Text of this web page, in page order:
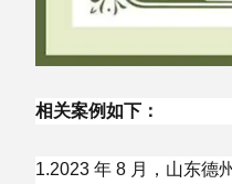
相关案例如下：
1.2023 年 8 月，山东德